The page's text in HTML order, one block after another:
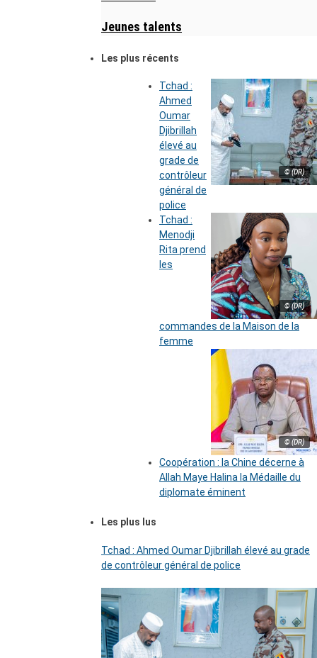
Jeunes talents
Les plus récents
© (DR)
Tchad :
Ahmed
Oumar
Djibrillah
élevé au
grade de
contrôleur
général de
police
© (DR)
Tchad :
Menodji
Rita prend
les
commandes de la Maison de la
femme
© (DR)
Coopération : la Chine décerne à
Allah Maye Halina la Médaille du
diplomate éminent
Les plus lus
Tchad : Ahmed Oumar Djibrillah élevé au grade
de contrôleur général de police